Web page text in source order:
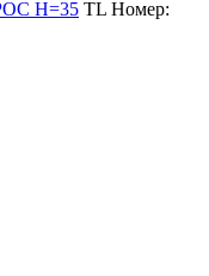
H=35 TL Номер: